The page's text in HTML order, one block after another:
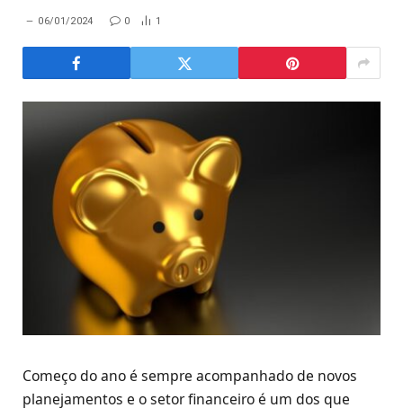
06/01/2024 0 1
Começo do ano é sempre acompanhado de novos
planejamentos e o setor financeiro é um dos que